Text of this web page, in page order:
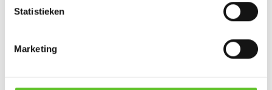
Statistieken
Marketing
Jitsu Academy in Molenbeek is de beste